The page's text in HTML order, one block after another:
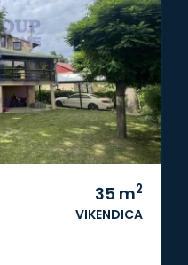
35 m2
VIKENDICA